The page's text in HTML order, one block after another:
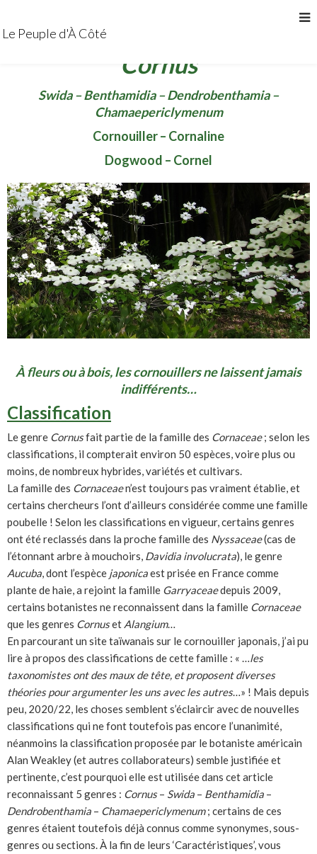
Cornus
Swida – Benthamidia – Dendrobenthamia –
Chamaepericlymenum
Cornouiller – Cornaline
Dogwood – Cornel
À fleurs ou à bois, les cornouillers ne laissent jamais
indifférents…
Classification
Le genre Cornusfait partie de la famille des Cornaceae; selon les
classifications, il compterait environ 50 espèces, voire plus ou
moins, de nombreux hybrides, variétés et cultivars.
La famille des Cornaceaen’est toujours pas vraiment établie, et
certains chercheurs l’ont d’ailleurs considérée comme une famille
poubelle ! Selon les classifications en vigueur, certains genres
ont été reclassés dans la proche famille des Nyssaceae(cas de
l’étonnant arbre à mouchoirs, Davidia involucrata), le genre
Aucuba, dont l’espèce japonicaest prisée en France comme
plante de haie, a rejoint la famille Garryaceaedepuis 2009,
certains botanistes ne reconnaissent dans la famille Cornaceae
que les genres Cornuset Alangium…
En parcourant un site taïwanais sur le cornouiller japonais, j’ai pu
lire à propos des classifications de cette famille : « …les
taxonomistes ont des maux de tête, et proposent diverses
théories pour argumenter les uns avec les autres…» ! Mais depuis
peu, 2020/22, les choses semblent s’éclaircir avec de nouvelles
classifications qui ne font toutefois pas encore l’unanimité,
néanmoins la classification proposée par le botaniste américain
Alan Weakley (et autres collaborateurs) semble justifiée et
pertinente, c’est pourquoi elle est utilisée dans cet article
reconnaissant 5 genres : Cornus– Swida – Benthamidia –
Dendrobenthamia – Chamaepericlymenum; certains de ces
genres étaient toutefois déjà connus comme synonymes, sous-
genres ou sections. À la fin de leurs ‘Caractéristiques’, vous
Le Peuple d'À Côté